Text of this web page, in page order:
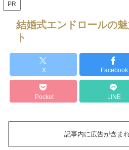
PR
結婚式エンドロールの
ト
X Facebook
Pocket LINE
記事内に広告が含ま